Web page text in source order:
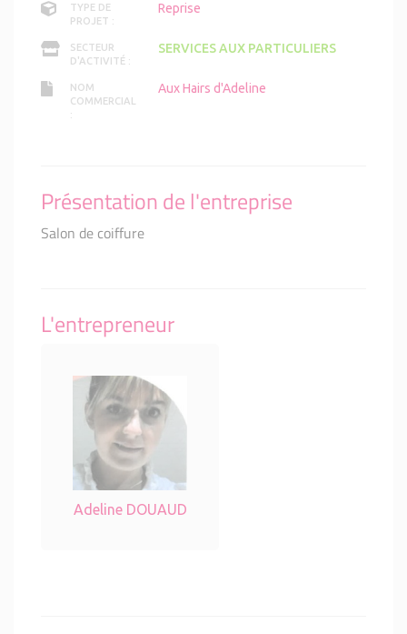
TYPE DE
PROJET :
Reprise
SECTEUR
D'ACTIVITÉ :
SERVICES AUX PARTICULIERS
NOM
COMMERCIAL
:
Aux Hairs d'Adeline
Présentation de l'entreprise
Salon de coiffure
L'entrepreneur
Adeline DOUAUD